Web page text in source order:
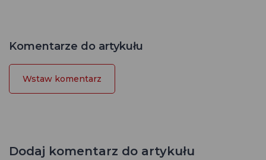
Komentarze do artykułu
Wstaw komentarz
Dodaj komentarz do artykułu